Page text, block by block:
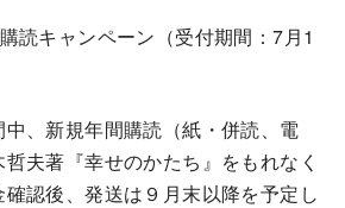
読キャンペーン（受付期間：7月1
中、新規年間購読（紙・併読、電
夫著『幸せのかたち』をもれなく
認後、発送は９月末以降を予定し